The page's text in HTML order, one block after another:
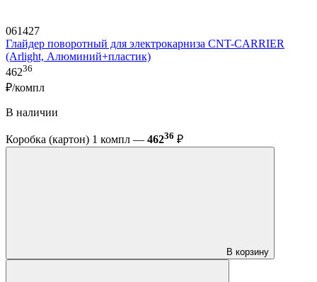
061427
Глайдер поворотный для электрокарниза CNT-CARRIER
(Arlight, Алюминий+пластик)
46236
₽/компл
В наличии
Коробка (картон) 1 компл — 46236 ₽
В корзину